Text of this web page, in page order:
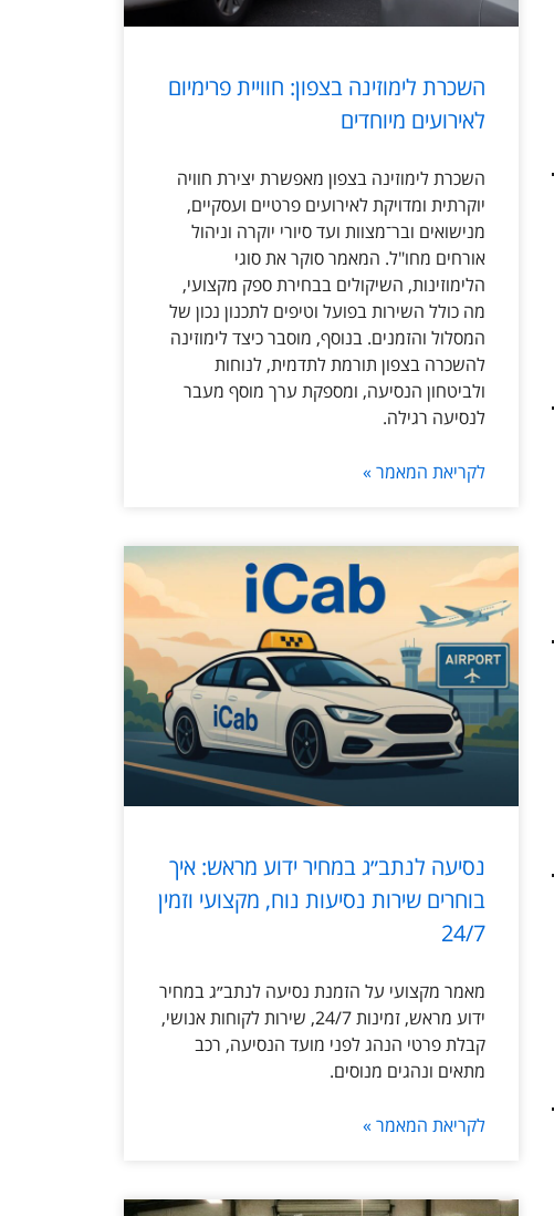
השכרת לימוזינה בצפון: חוויית פרימיום
לאירועים מיוחדים
השכרת לימוזינה בצפון מאפשרת יצירת חוויה
יוקרתית ומדויקת לאירועים פרטיים ועסקיים,
מנישואים ובר־מצוות ועד סיורי יוקרה וניהול
אורחים מחו"ל. המאמר סוקר את סוגי
הלימוזינות, השיקולים בבחירת ספק מקצועי,
מה כולל השירות בפועל וטיפים לתכנון נכון של
המסלול והזמנים. בנוסף, מוסבר כיצד לימוזינה
להשכרה בצפון תורמת לתדמית, לנוחות
ולביטחון הנסיעה, ומספקת ערך מוסף מעבר
לנסיעה רגילה.
לקריאת המאמר »
נסיעה לנתב״ג במחיר ידוע מראש: איך
בוחרים שירות נסיעות נוח, מקצועי וזמין
24/7
מאמר מקצועי על הזמנת נסיעה לנתב״ג במחיר
ידוע מראש, זמינות 24/7, שירות לקוחות אנושי,
קבלת פרטי הנהג לפני מועד הנסיעה, רכב
מתאים ונהגים מנוסים.
לקריאת המאמר »